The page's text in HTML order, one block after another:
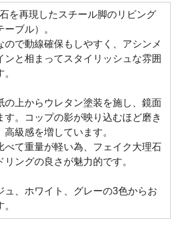
を再現したスチール脚のリビング
ブル）。
ので動線確保もしやすく、アシンメ
ンと相まってスタイリッシュな雰囲
の上からウレタン塗装を施し、鏡面
す。コップの影が映り込むほど磨き
高級感を増しています。
べて重量が軽い為、フェイク大理石
ングの良さが魅力的です。
ュ、ホワイト、グレーの3色からお